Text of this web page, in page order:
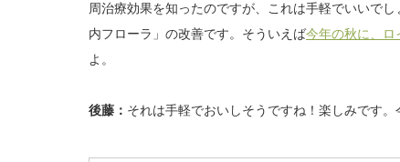
周治療効果を知ったのですが、これは手軽でいいで
内フローラ」の改善です。そういえば今年の秋に、ロ
よ。
後藤： それは手軽でおいしそうですね！楽しみです。